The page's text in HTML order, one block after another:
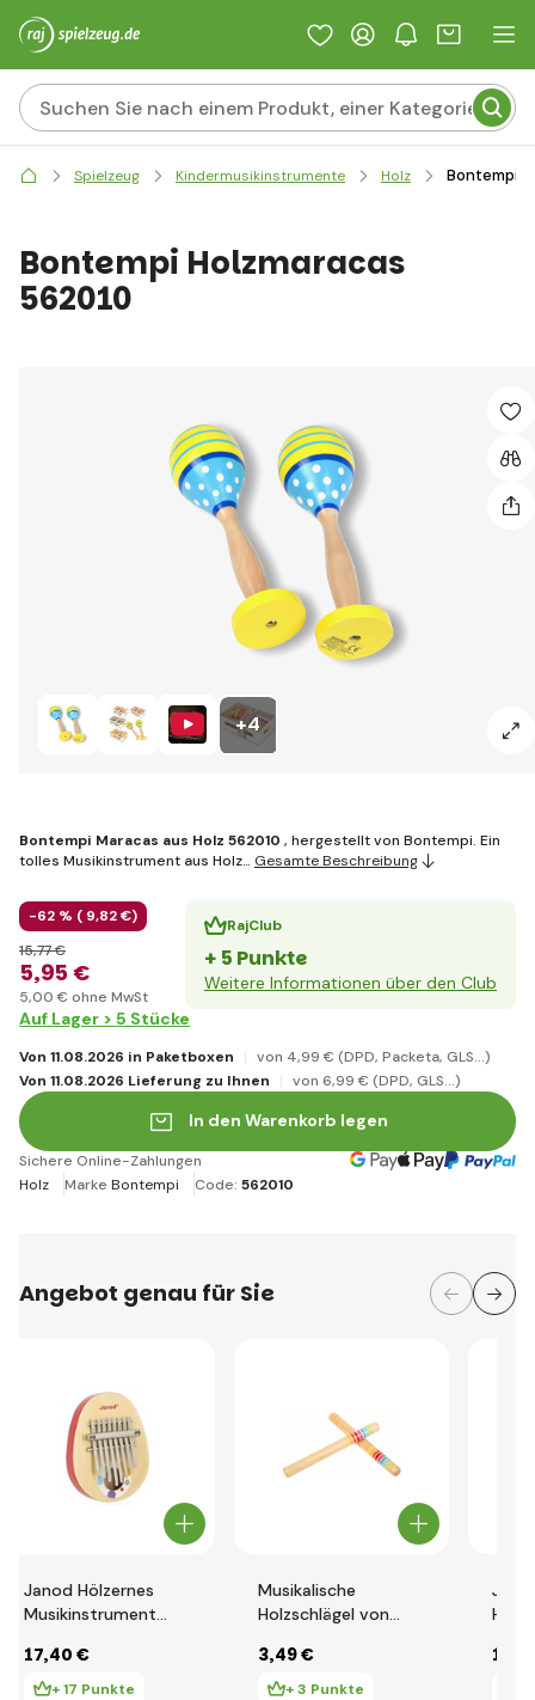
Spielzeug Kindermusikinstrumente Holz Bontempi
+4
Bontempi Holzmaracas
562010
Bontempi Maracas aus Holz 562010 , hergestellt von Bontempi. Ein
tolles Musikinstrument aus Holz… Gesamte Beschreibung
-62 % ( 9,82 €)
5,95 €
15,77 €
5,00 € ohne MwSt
RajClub
+ 5 Punkte
Weitere Informationen über den Club
Auf Lager > 5 Stücke
Von 11.08.2026 in Paketboxen von 4,99 € (DPD, Packeta, GLS...)
Von 11.08.2026 Lieferung zu Ihnen
von 6,99 € (DPD, GLS...)
In den Warenkorb legen
Sichere Online-Zahlungen
Holz
Marke Bontempi Code: 562010
Angebot genau für Sie
Janod Hölzernes
Musikinstrument
17,40 €
+ 17 Punkte
Musikalische
Holzschlägel von
3,49 €
+ 3 Punkte
13